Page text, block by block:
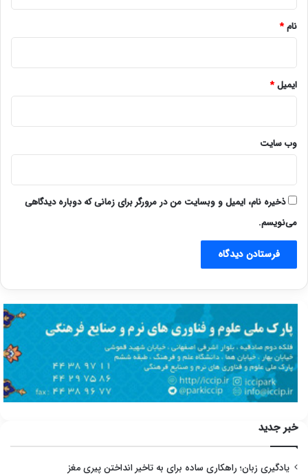
نام*
ایمیل*
وب‌ سایت
ذخیره نام، ایمیل و وبسایت من در مرورگر برای زمانی که دوباره دیدگاهی
می‌نویسم.
خبر جدید
یادگیری زبان؛ راهکاری ساده برای به تاخیر انداختن پیری مغز